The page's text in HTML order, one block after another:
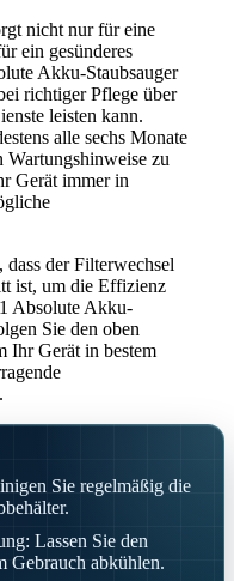
nicht nur für eine
ein gesünderes
Akku-Staubsauger
richtiger Pflege über
leisten kann.
alle sechs Monate
Wartungshinweise zu
Gerät immer in
dass der Filterwechsel
ist, um die Effizienz
Absolute Akku-
Sie den oben
Ihr Gerät in bestem
Sie regelmäßig die
Lassen Sie den
Gebrauch abkühlen.